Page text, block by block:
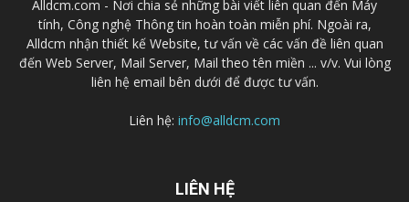
Alldcm.com - Nơi chia sẻ những bài viết liên quan đến Máy
tính, Công nghệ Thông tin hoàn toàn miễn phí. Ngoài ra,
Alldcm nhận thiết kế Website, tư vấn về các vấn đề liên quan
đến Web Server, Mail Server, Mail theo tên miền ... v/v. Vui lòng
liên hệ email bên dưới để được tư vấn.
Liên hệ: info@alldcm.com
LIÊN HỆ